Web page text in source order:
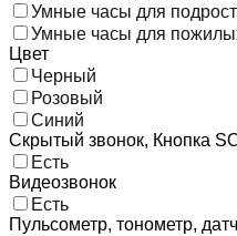
Умные часы для
Умные часы для
Цвет
Черный
Розовый
Синий
Скрытый звонок, Кнопка
Есть
Видеозвонок
Есть
Пульсометр, тонометр,